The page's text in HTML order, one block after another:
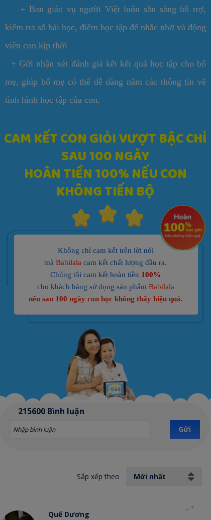
+ Ban giáo vụ người Việt luôn sẵn sàng hỗ trợ,
kiểm tra số bài học, điểm học tập để nhắc nhở và động
viên con kịp thời
+ Gửi nhận xét đánh giá kết kết quả học tập cho bố
mẹ, giúp bố mẹ có thể dễ dàng nắm các thông tin về
tình hình học tập của con.
CAM KẾT CON GIỎI VƯỢT BẬC CHỈ
SAU 100 NGÀY
HOÀN TIỀN 100% NẾU CON
KHÔNG TIẾN BỘ
Không chỉ cam kết trên lời nói
mà Babilala cam kết chất lượng đầu ra.
Chúng tôi cam kết hoàn tiền 100%
cho khách hàng sử dụng sản phẩm Babilala
nếu sau 100 ngày con học không thấy hiệu quả.
215600 Bình luận
Mới nhất
Sắp xếp theo
Quế Dương
Gửi